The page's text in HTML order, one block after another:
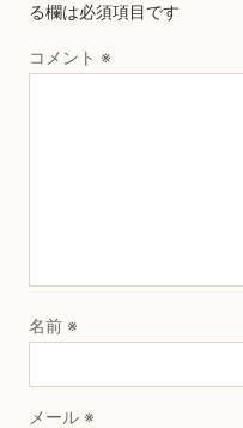
る欄は必須項目です
コメント ※
名前 ※
メール ※